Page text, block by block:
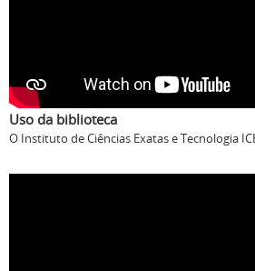
Uso da biblioteca
O Instituto de Ciências Exatas e Tecnologia